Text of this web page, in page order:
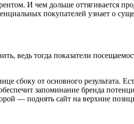
И чем дольше оттягивается
покупателей узнает о
ведь тогда показатели
сбоку от основного результата.
запоминание бренда
— поднять сайт на верхние